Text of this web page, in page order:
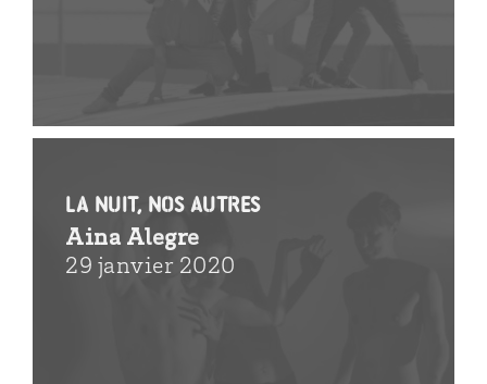
La nuit, nos autres
Aina Alegre
29 janvier 2020